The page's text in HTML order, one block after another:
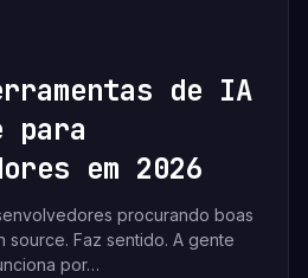
de IA
para
em 2026
procurando boas
source. Faz sentido. A gente
por…